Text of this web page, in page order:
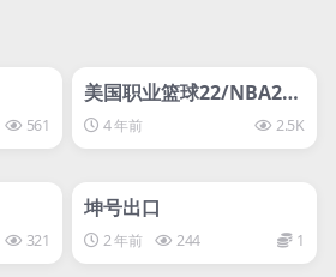
561
svip专属
美国职业篮球22/NBA2K
224 年前 2.5K
321
坤号出口
2 年前 244 1